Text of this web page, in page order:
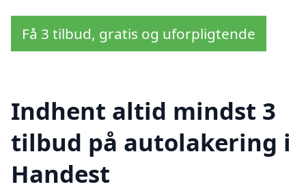
Få 3 tilbud, gratis og uforpligtende
Indhent altid mindst 3
tilbud på autolakering i
Handest